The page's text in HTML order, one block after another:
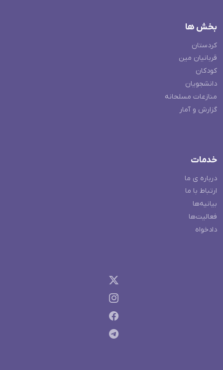
بخش ها
کردستان
قربانیان مین
کودکان
دانشجویان
منازعات مسلحانه
گزارش و آمار
خدمات
درباره ی ما
ارتباط با ما
بیانیه‌ها
فعالیت‌ها
دادخواه